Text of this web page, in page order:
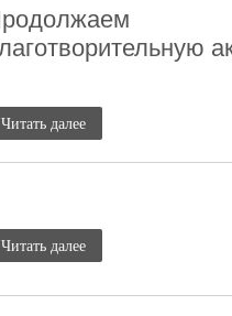
Читать далее
Читать далее